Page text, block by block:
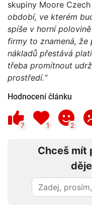
skupiny Moore Czech
období, ve kterém
spíše v horní
firmy to znamená, že
nákladů přestává
třeba promítnout
prostředí.“
Hodnocení článku
7 1 2
Chceš mít